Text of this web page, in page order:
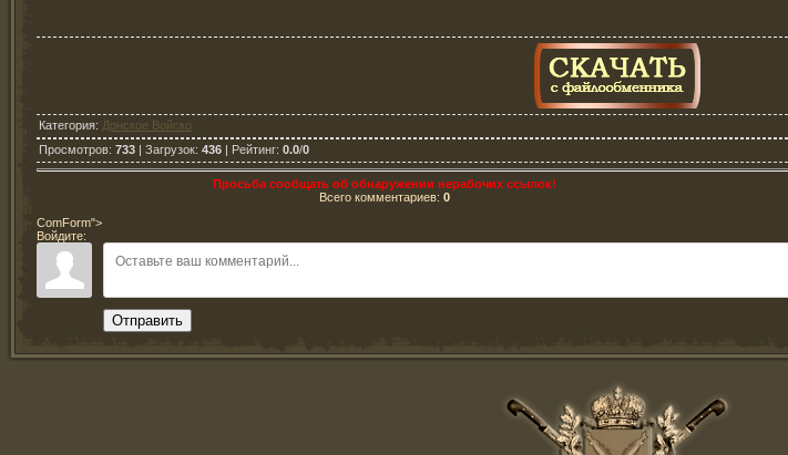
Категория: Донское Войско
Просмотров: 733 | Загрузок: 436 | Рейтинг: 0.0/0
Просьба сообщать об обнаружении нерабочих ссылок!
Всего комментариев: 0
ComForm">
Войдите:
Отправить